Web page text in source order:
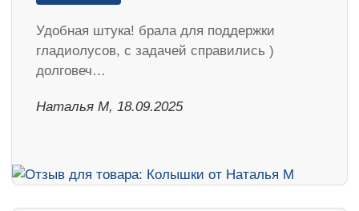
Удобная штука! брала для поддержки
гладиолусов, с задачей справились )
долговеч…
Наталья М, 18.09.2025